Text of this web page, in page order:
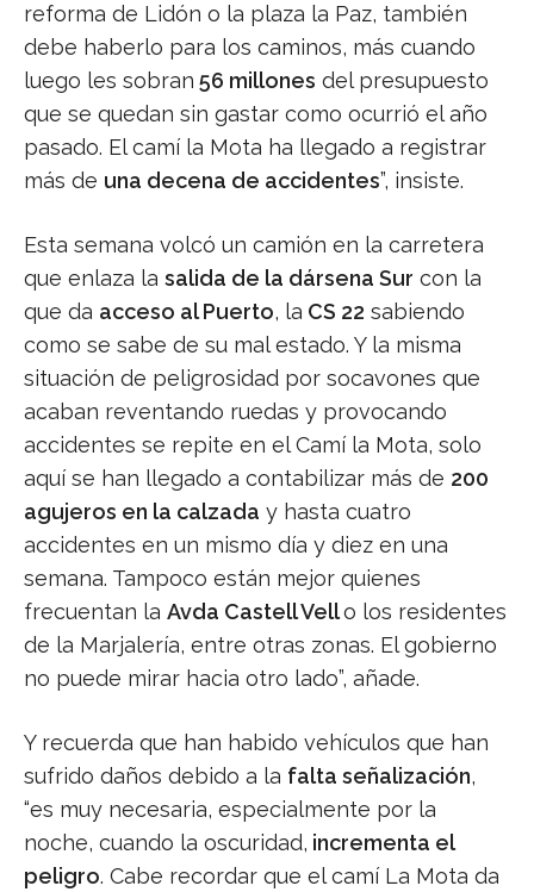
reforma de Lidón o la plaza la Paz, también
debe haberlo para los caminos, más cuando
luego les sobran 56 millones del presupuesto
que se quedan sin gastar como ocurrió el año
pasado. El camí la Mota ha llegado a registrar
más de una decena de accidentes”, insiste.
Esta semana volcó un camión en la carretera
que enlaza la salida de la dársena Sur con la
que da acceso al Puerto, la CS 22 sabiendo
como se sabe de su mal estado. Y la misma
situación de peligrosidad por socavones que
acaban reventando ruedas y provocando
accidentes se repite en el Camí la Mota, solo
aquí se han llegado a contabilizar más de 200
agujeros en la calzada y hasta cuatro
accidentes en un mismo día y diez en una
semana. Tampoco están mejor quienes
frecuentan la Avda Castell Vello los residentes
de la Marjalería, entre otras zonas. El gobierno
no puede mirar hacia otro lado”, añade.
Y recuerda que han habido vehículos que han
sufrido daños debido a la falta señalización,
“es muy necesaria, especialmente por la
noche, cuando la oscuridad, incrementa el
peligro. Cabe recordar que el camí La Mota da